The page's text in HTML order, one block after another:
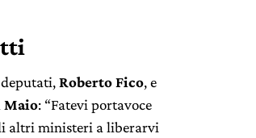
Roberto Fico, e
Maio: “Fatevi portavoce
altri ministeri a liberarvi